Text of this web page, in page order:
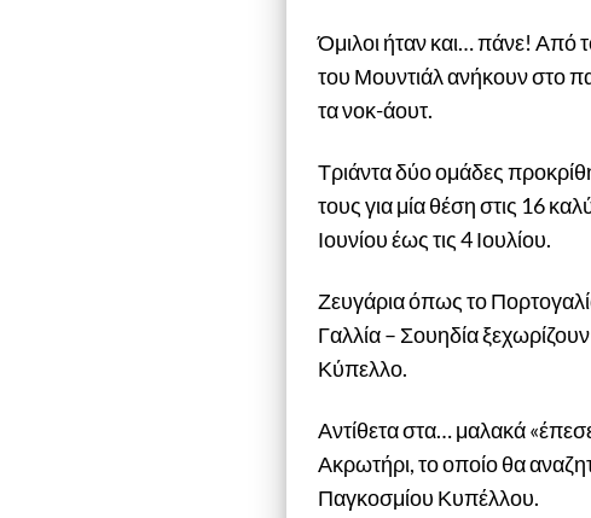
Όμιλοι ήταν και… πάνε! Από
του Μουντιάλ ανήκουν στο
τα νοκ-άουτ.
Τριάντα δύο ομάδες
τους για μία θέση στις 16
Ιουνίου έως τις 4 Ιουλίου.
Ζευγάρια όπως το
Γαλλία – Σουηδία
Κύπελλο.
Αντίθετα στα… μαλακά
Ακρωτήρι, το οποίο θα
Παγκοσμίου Κυπέλλου.